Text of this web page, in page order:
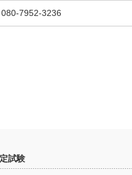
7952-3236
試験